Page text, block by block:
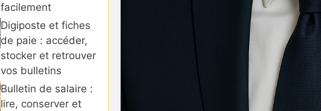
facilement
Digiposte et fiches
de paie : accéder,
stocker et retrouver
vos bulletins
Bulletin de salaire :
lire, conserver et